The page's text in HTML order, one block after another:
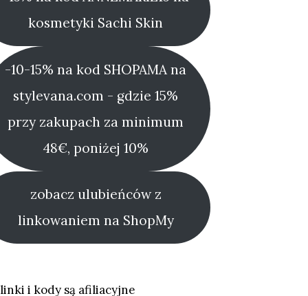
kosmetyki Sachi Skin
-10-15% na kod SHOPAMA na
stylevana.com - gdzie 15%
przy zakupach za minimum
48€, poniżej 10%
zobacz ulubieńców z
linkowaniem na ShopMy
i kody są afiliacyjne